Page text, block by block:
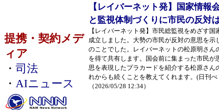
提携・契約メデ
ィア
・ 司法
・ AIニュース
【レイバーネット発】国家情
と監視体制づくりに市民の反対
【レイバーネット発】市民総監視をめざす
成立しました。大勢の市民が反対の意思を示
のことでした。レイバーネットの松原明さん
を得て共有します。国会前に集まった市民が
思を表現したプラカードを紹介する松原さん
れからも続くことを教えてくれます。(日刊
（2026/05/28 12:34）